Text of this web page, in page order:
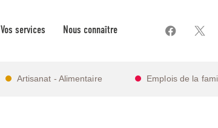
Vos services Nous connaître
Artisanat - Alimentaire Emplois de la